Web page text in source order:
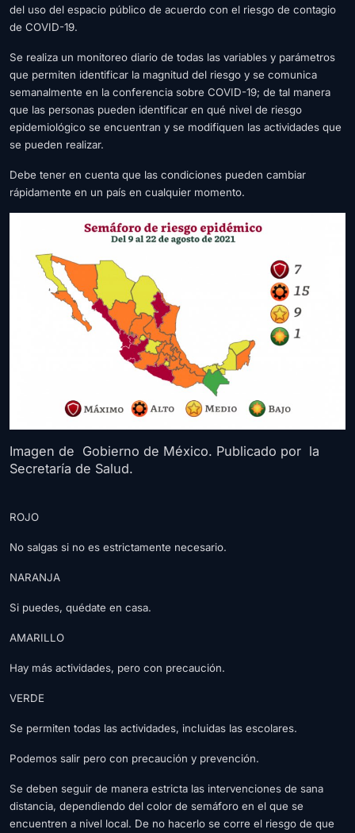
del uso del espacio público de acuerdo con el riesgo de contagio
de COVID-19.
Se realiza un monitoreo diario de todas las variables y parámetros
que permiten identificar la magnitud del riesgo y se comunica
semanalmente en la conferencia sobre COVID-19; de tal manera
que las personas pueden identificar en qué nivel de riesgo
epidemiológico se encuentran y se modifiquen las actividades que
se pueden realizar.
Debe tener en cuenta que las condiciones pueden cambiar
rápidamente en un país en cualquier momento.
Imagen de Gobierno de México. Publicado por la
Secretaría de Salud.
ROJO
No salgas si no es estrictamente necesario.
NARANJA
Si puedes, quédate en casa.
AMARILLO
Hay más actividades, pero con precaución.
VERDE
Se permiten todas las actividades, incluidas las escolares.
Podemos salir pero con precaución y prevención.
Se deben seguir de manera estricta las intervenciones de sana
distancia, dependiendo del color de semáforo en el que se
encuentren a nivel local. De no hacerlo se corre el riesgo de que